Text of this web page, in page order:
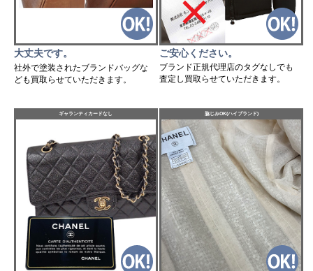
大丈夫です。
社外で塗装されたブランドバッグな
ども買取らせていただきます。
ご安心ください。
ブランド正規代理店のタグなしでも
査定し買取らせていただきます。
ギャランティカードなし 脇じみOK(ハイブランド)